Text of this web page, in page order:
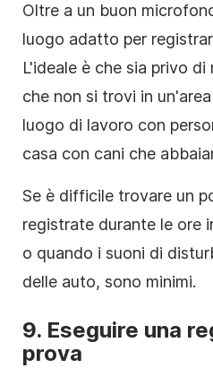
Oltre a un buon
luogo adatto per
L'ideale è che sia privo
che non si trovi in
luogo di lavoro con
casa con cani che
Se è difficile trovare un
registrate durante le ore
o quando i suoni di
delle auto, sono minimi.
9. Eseguire una
prova